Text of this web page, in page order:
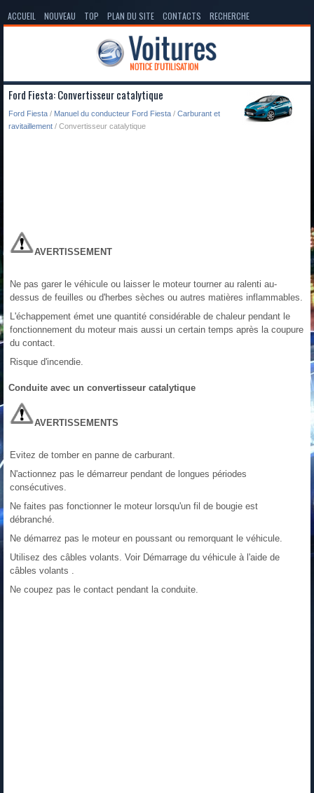
ACCUEIL NOUVEAU TOP PLAN DU SITE CONTACTS RECHERCHE
Ford Fiesta: Convertisseur catalytique
Ford Fiesta / Manuel du conducteur Ford Fiesta / Carburant et
ravitaillement / Convertisseur catalytique
AVERTISSEMENT
Ne pas garer le véhicule ou laisser le moteur tourner au ralenti au-
dessus de feuilles ou d'herbes sèches ou autres matières inflammables.
L'échappement émet une quantité considérable de chaleur pendant le
fonctionnement du moteur mais aussi un certain temps après la coupure
du contact.
Risque d'incendie.
Conduite avec un convertisseur catalytique
AVERTISSEMENTS
Evitez de tomber en panne de carburant.
N'actionnez pas le démarreur pendant de longues périodes
consécutives.
Ne faites pas fonctionner le moteur lorsqu'un fil de bougie est
débranché.
Ne démarrez pas le moteur en poussant ou remorquant le véhicule.
Utilisez des câbles volants. Voir Démarrage du véhicule à l'aide de
câbles volants .
Ne coupez pas le contact pendant la conduite.